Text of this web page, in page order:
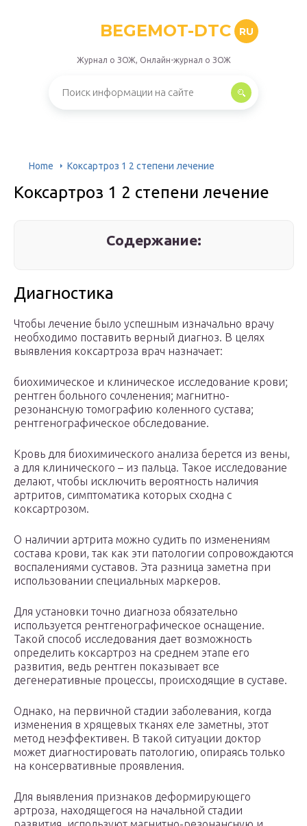
BEGEMOT-DTC RU
Журнал о ЗОЖ, Онлайн-журнал о ЗОЖ
Home Коксартроз 1 2 степени лечение
Коксартроз 1 2 степени лечение
Содержание:
Диагностика
Чтобы лечение было успешным изначально врачу
необходимо поставить верный диагноз. В целях
выявления коксартроза врач назначает:
биохимическое и клиническое исследование крови;
рентген больного сочленения; магнитно-
резонансную томографию коленного сустава;
рентгенографическое обследование.
Кровь для биохимического анализа берется из вены,
а для клинического – из пальца. Такое исследование
делают, чтобы исключить вероятность наличия
артритов, симптоматика которых сходна с
коксартрозом.
О наличии артрита можно судить по изменениям
состава крови, так как эти патологии сопровождаются
воспалениями суставов. Эта разница заметна при
использовании специальных маркеров.
Для установки точно диагноза обязательно
используется рентгенографическое оснащение.
Такой способ исследования дает возможность
определить коксартроз на среднем этапе его
развития, ведь рентген показывает все
дегенеративные процессы, происходящие в суставе.
Однако, на первичной стадии заболевания, когда
изменения в хрящевых тканях еле заметны, этот
метод неэффективен. В такой ситуации доктор
может диагностировать патологию, опираясь только
на консервативные проявления.
Для выявления признаков деформирующего
артроза, находящегося на начальной стадии